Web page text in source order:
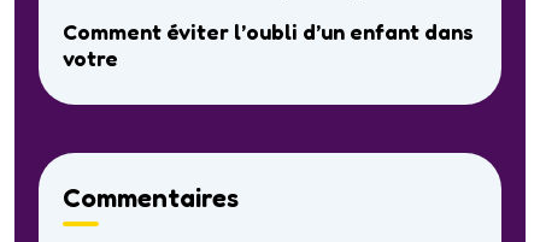
Comment éviter l’oubli d’un enfant dans
votre
Commentaires